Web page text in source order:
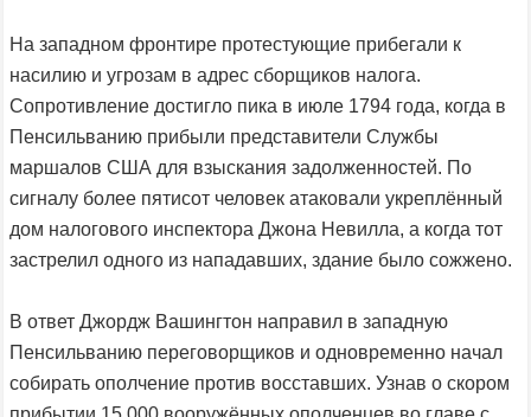
На западном фронтире протестующие прибегали к
насилию и угрозам в адрес сборщиков налога.
Сопротивление достигло пика в июле 1794 года, когда в
Пенсильванию прибыли представители Службы
маршалов США для взыскания задолженностей. По
сигналу более пятисот человек атаковали укреплённый
дом налогового инспектора Джона Невилла, а когда тот
застрелил одного из нападавших, здание было сожжено.
В ответ Джордж Вашингтон направил в западную
Пенсильванию переговорщиков и одновременно начал
собирать ополчение против восставших. Узнав о скором